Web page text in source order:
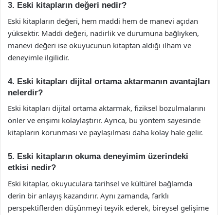
3. Eski kitapların değeri nedir?
Eski kitapların değeri, hem maddi hem de manevi açıdan
yüksektir. Maddi değeri, nadirlik ve durumuna bağlıyken,
manevi değeri ise okuyucunun kitaptan aldığı ilham ve
deneyimle ilgilidir.
4. Eski kitapları dijital ortama aktarmanın avantajları
nelerdir?
Eski kitapları dijital ortama aktarmak, fiziksel bozulmalarını
önler ve erişimi kolaylaştırır. Ayrıca, bu yöntem sayesinde
kitapların korunması ve paylaşılması daha kolay hale gelir.
5. Eski kitapların okuma deneyimim üzerindeki
etkisi nedir?
Eski kitaplar, okuyuculara tarihsel ve kültürel bağlamda
derin bir anlayış kazandırır. Aynı zamanda, farklı
perspektiflerden düşünmeyi teşvik ederek, bireysel gelişime